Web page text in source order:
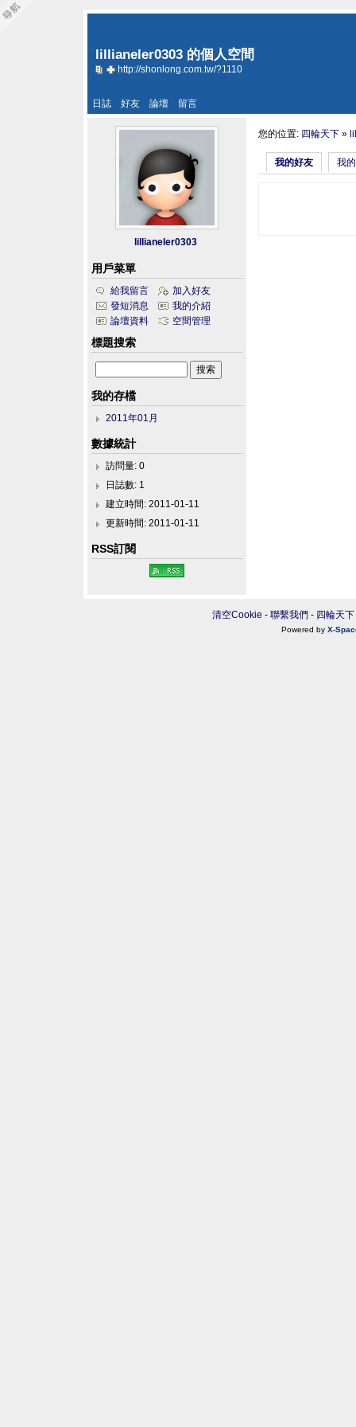
lillianeler0303 的個人空間
http://shonlong.com.tw/?1110
日誌 好友 論壇 留言
您的位置: 四輪天下 »
我的好友 我
lillianeler0303
用戶菜單
給我留言
加入好友
發短消息
我的介紹
論壇資料
空間管理
標題搜索
我的存檔
2011年01月
數據統計
訪問量: 0
日誌數: 1
建立時間: 2011-01-11
更新時間: 2011-01-11
RSS訂閱
清空Cookie - 聯繫我們 - 四輪天下
Powered by X-